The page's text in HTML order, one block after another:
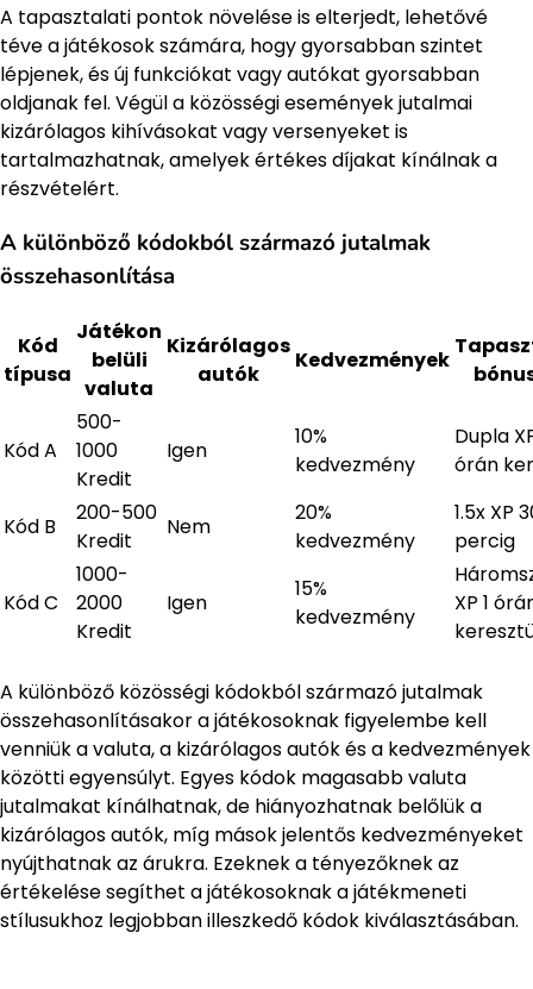
A tapasztalati pontok növelése is elterjedt, lehetővé
téve a játékosok számára, hogy gyorsabban szintet
lépjenek, és új funkciókat vagy autókat gyorsabban
oldjanak fel. Végül a közösségi események jutalmai
kizárólagos kihívásokat vagy versenyeket is
tartalmazhatnak, amelyek értékes díjakat kínálnak a
részvételért.
A különböző kódokból származó jutalmak
összehasonlítása
Kód
típusa
Játékon
belüli
valuta
Kizárólagos
autók
Kedvezmények
Kód A
500-
1000
Kredit
Igen
10%
kedvezmény
Dupla
órán
Kód B
200-500
Kredit
Nem
20%
kedvezmény
1.5x XP
percig
Kód C
1000-
2000
Kredit
Igen
15%
kedvezmény
XP 1
A különböző közösségi kódokból származó jutalmak
összehasonlításakor a játékosoknak figyelembe kell
venniük a valuta, a kizárólagos autók és a kedvezmények
közötti egyensúlyt. Egyes kódok magasabb valuta
jutalmakat kínálhatnak, de hiányozhatnak belőlük a
kizárólagos autók, míg mások jelentős kedvezményeket
nyújthatnak az árukra. Ezeknek a tényezőknek az
értékelése segíthet a játékosoknak a játékmeneti
stílusukhoz legjobban illeszkedő kódok kiválasztásában.